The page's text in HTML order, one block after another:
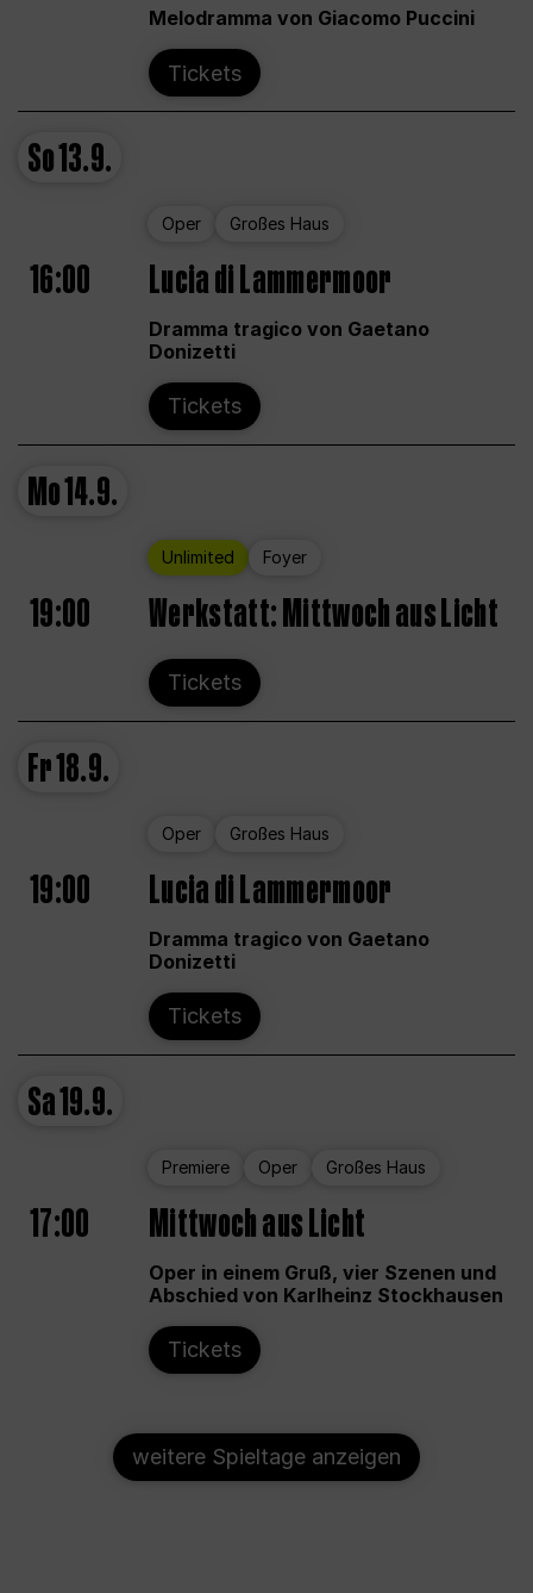
Melodramma von Giacomo Puccini
Tickets
So13.9.
Oper Großes Haus
16:00 Lucia di Lammermoor
Dramma tragico von Gaetano
Donizetti
Tickets
Mo14.9.
Unlimited Foyer
19:00 Werkstatt: Mittwoch aus Licht
Tickets
Fr18.9.
Oper Großes Haus
19:00 Lucia di Lammermoor
Dramma tragico von Gaetano
Donizetti
Tickets
Sa19.9.
Premiere Oper Großes Haus
17:00 Mittwoch aus Licht
Oper in einem Gruß, vier Szenen und
Abschied von Karlheinz Stockhausen
Tickets
weitere Spieltage anzeigen